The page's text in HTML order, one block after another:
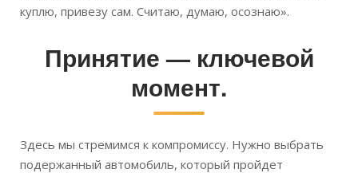
куплю, привезу сам. Считаю, думаю, осознаю».
Принятие — ключевой
момент.
Здесь мы стремимся к компромиссу. Нужно выбрать
подержанный автомобиль, который пройдет